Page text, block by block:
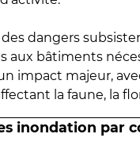
dangers
aux bâtiments
impact majeur,
la faune, la
inondation par